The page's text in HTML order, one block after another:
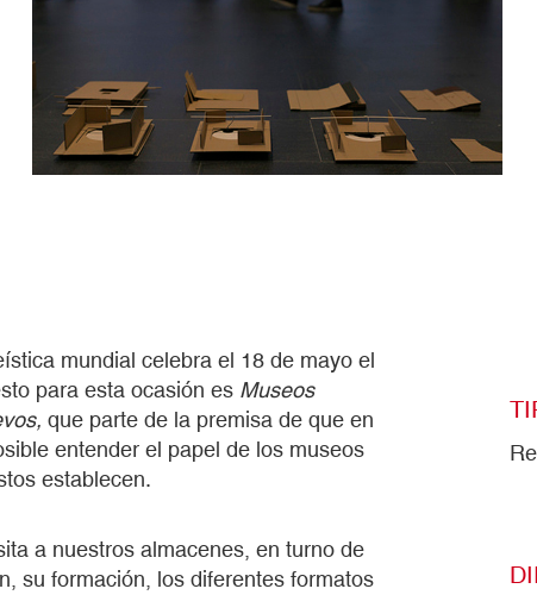
mundial celebra el 18 de mayo el
para esta ocasión es Museos
que parte de la premisa de que en
entender el papel de los museos
establecen.
a nuestros almacenes, en turno de
su formación, los diferentes formatos